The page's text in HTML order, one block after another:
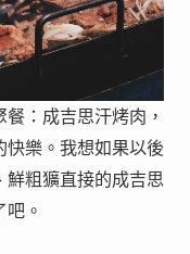
：成吉思汗烤肉，
快樂。我想如果以後
鮮粗獷直接的成吉思
。